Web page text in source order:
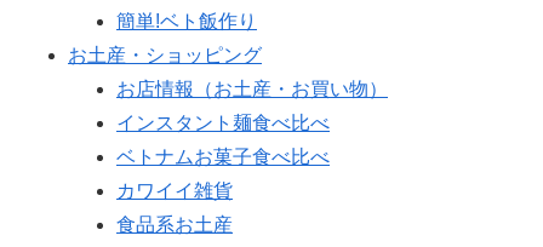
簡単!ベト飯作り
お土産・ショッピング
お店情報（お土産・お買い物）
インスタント麺食べ比べ
ベトナムお菓子食べ比べ
カワイイ雑貨
食品系お土産